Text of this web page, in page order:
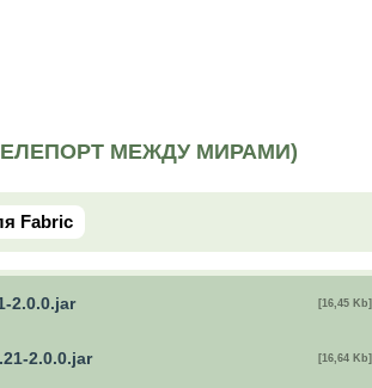
(ТЕЛЕПОРТ МЕЖДУ МИРАМИ)
Fabric
2.0.0.jar [16,45 Kb]
2.0.0.jar [16,64 Kb]